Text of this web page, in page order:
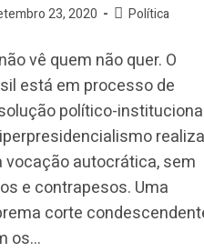
23, 2020 Política
vê quem não quer. O
está em processo de
político-
realiza
vocação autocrática, sem
e contrapesos. Uma
corte
os…